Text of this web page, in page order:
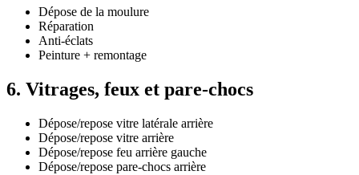
Dépose de la moulure
Réparation
Anti-éclats
Peinture + remontage
6. Vitrages, feux et pare-chocs
Dépose/repose vitre latérale arrière
Dépose/repose vitre arrière
Dépose/repose feu arrière gauche
Dépose/repose pare-chocs arrière